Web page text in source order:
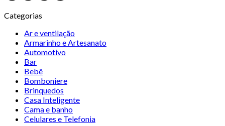
Categorias
Ar e ventilação
Armarinho e Artesanato
Automotivo
Bar
Bebê
Bomboniere
Brinquedos
Casa Inteligente
Cama e banho
Celulares e Telefonia